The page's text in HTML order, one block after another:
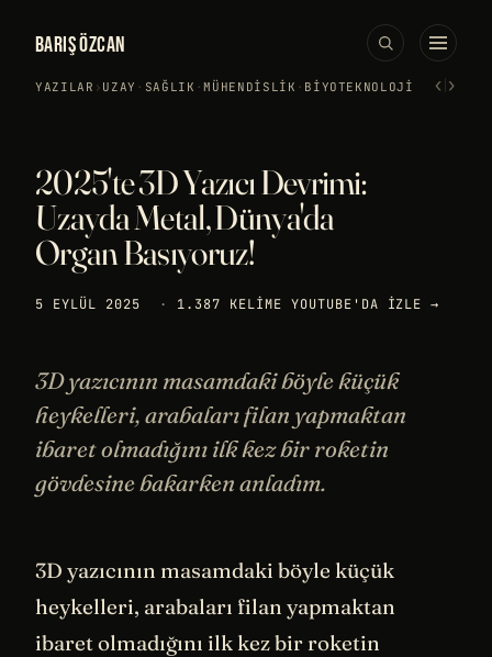
BARIŞ ÖZCAN
YAZILAR › UZAY · SAĞLIK ·MÜHENDISLIK · BIYOTEKNOLOJI ‹›
2025'te 3D Yazıcı Devrimi:
Uzayda Metal, Dünya'da
Organ Basıyoruz!
5 EYLÜL 2025 · 1.387 KELIME YOUTUBE'DA IZLE →
3D yazıcının masamdaki böyle küçük
heykelleri, arabaları filan yapmaktan
ibaret olmadığını ilk kez bir roketin
gövdesine bakarken anladım.
3D yazıcının masamdaki böyle küçük
heykelleri, arabaları filan yapmaktan
ibaret olmadığını ilk kez bir roketin